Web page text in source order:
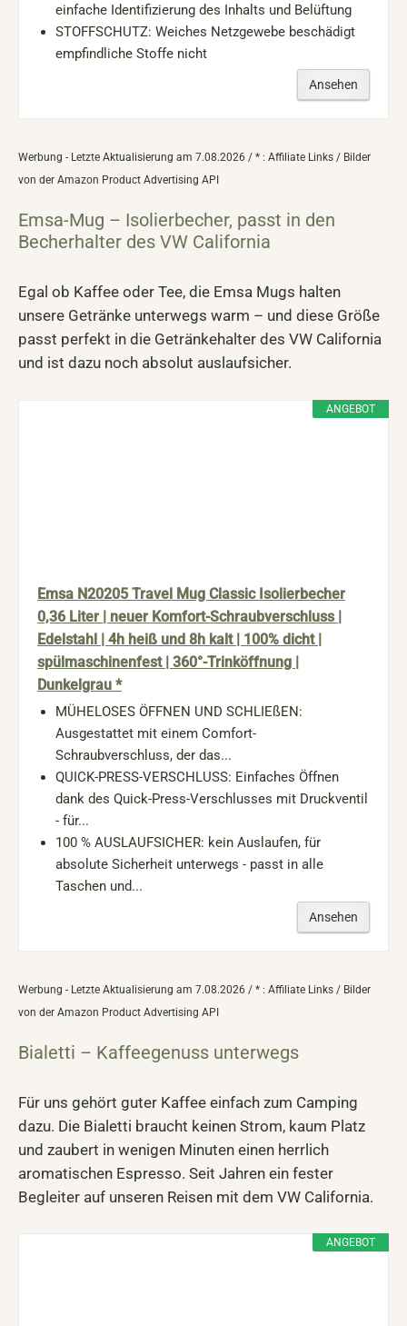
einfache Identifizierung des Inhalts und Belüftung
STOFFSCHUTZ: Weiches Netzgewebe beschädigt
empfindliche Stoffe nicht
Ansehen
Werbung - Letzte Aktualisierung am 7.08.2026 / * : Affiliate Links / Bilder
von der Amazon Product Advertising API
Emsa-Mug – Isolierbecher, passt in den
Becherhalter des VW California
Egal ob Kaffee oder Tee, die Emsa Mugs halten
unsere Getränke unterwegs warm – und diese Größe
passt perfekt in die Getränkehalter des VW California
und ist dazu noch absolut auslaufsicher.
ANGEBOT
Emsa N20205 Travel Mug Classic Isolierbecher
0,36 Liter | neuer Komfort-Schraubverschluss |
Edelstahl | 4h heiß und 8h kalt | 100% dicht |
spülmaschinenfest | 360°-Trinköffnung |
Dunkelgrau *
MÜHELOSES ÖFFNEN UND SCHLIEßEN:
Ausgestattet mit einem Comfort-
Schraubverschluss, der das...
QUICK-PRESS-VERSCHLUSS: Einfaches Öffnen
dank des Quick-Press-Verschlusses mit Druckventil
- für...
100 % AUSLAUFSICHER: kein Auslaufen, für
absolute Sicherheit unterwegs - passt in alle
Taschen und...
Ansehen
Werbung - Letzte Aktualisierung am 7.08.2026 / * : Affiliate Links / Bilder
von der Amazon Product Advertising API
Bialetti – Kaffeegenuss unterwegs
Für uns gehört guter Kaffee einfach zum Camping
dazu. Die Bialetti braucht keinen Strom, kaum Platz
und zaubert in wenigen Minuten einen herrlich
aromatischen Espresso. Seit Jahren ein fester
Begleiter auf unseren Reisen mit dem VW California.
ANGEBOT